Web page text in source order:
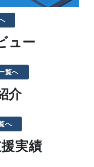
ュー
覧へ
介
へ
実績